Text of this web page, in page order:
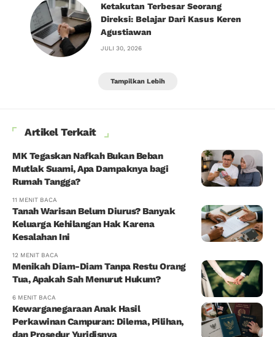
Ketakutan Terbesar Seorang
Direksi: Belajar Dari Kasus Keren
Agustiawan
JULI 30, 2026
Tampilkan Lebih
Artikel Terkait
MK Tegaskan Nafkah Bukan Beban
Mutlak Suami, Apa Dampaknya bagi
Rumah Tangga?
11 MENIT BACA
Tanah Warisan Belum Diurus? Banyak
Keluarga Kehilangan Hak Karena
Kesalahan Ini
12 MENIT BACA
Menikah Diam-Diam Tanpa Restu Orang
Tua, Apakah Sah Menurut Hukum?
6 MENIT BACA
Kewarganegaraan Anak Hasil
Perkawinan Campuran: Dilema, Pilihan,
dan Prosedur Yuridisnya